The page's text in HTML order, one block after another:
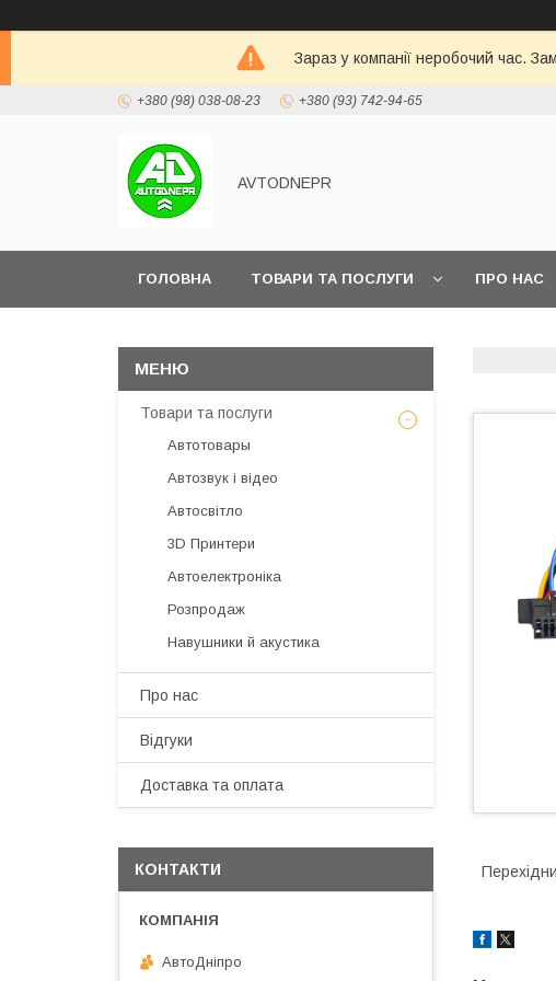
Зараз у компанії неробочий час.
+380 (98) 038-08-23 +380 (93) 742-94-65
AVTODNEPR
ГОЛОВНА ТОВАРИ ТА ПОСЛУГИ ПРО НАС
Товари та послуги
Автотовары
Автозвук і відео
Автосвітло
3D Принтери
Автоелектроніка
Розпродаж
Навушники й акустика
Про нас
Відгуки
Доставка та оплата
КОНТАКТИ
АвтоДнiпро